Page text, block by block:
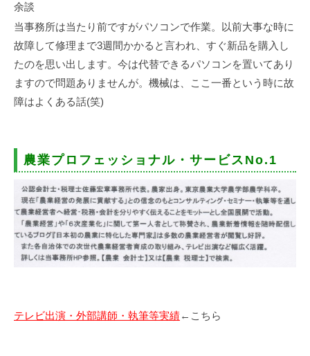
余談
当事務所は当たり前ですがパソコンで作業。以前大事な時に
故障して修理まで3週間かかると言われ、すぐ新品を購入し
たのを思い出します。今は代替できるパソコンを置いてあり
ますので問題ありませんが。機械は、ここ一番という時に故
障はよくある話(笑)
農業プロフェッショナル・サービスNo.1
テレビ出演・外部講師・執筆等実績←こちら